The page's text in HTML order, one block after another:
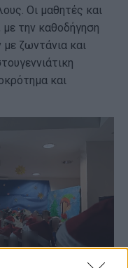
Οι μαθητές και
την καθοδήγηση
ζωντάνια και
και